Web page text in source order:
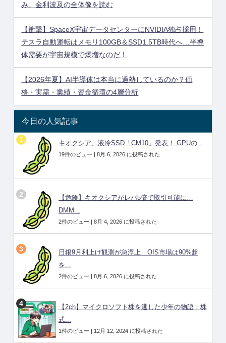
み、金利波及の全体像を読む
【衝撃】SpaceX宇宙データセンターにNVIDIA独占採用！
テスラ自動運転はメモリ100GB＆SSD1.5TB時代へ…半導
体需要が宇宙規模で爆増なのだ！
【2026年夏】AI半導体は本当に過熱しているのか？価
格・実需・業績・資金循環の4層分析
今日の人気記事
キオクシア、液冷SSD「CM10」発表！ GPUの...
19件のビュー | 8月 6, 2026 に投稿された
【危険】キオクシアがレバ5倍で取引可能に…
DMM...
2件のビュー | 8月 4, 2026 に投稿された
日銀9月利上げ観測が急浮上｜OIS市場は90%超
を...
2件のビュー | 8月 6, 2026 に投稿された
【2ch】マイクロソフト株を逃した少年の物語：株
式...
1件のビュー | 12月 12, 2024 に投稿された